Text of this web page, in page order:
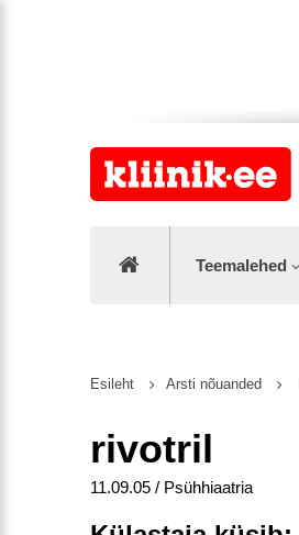
Teemalehed
Esileht Arsti nõuanded
rivotril
11.09.05 / Psühhiaatria